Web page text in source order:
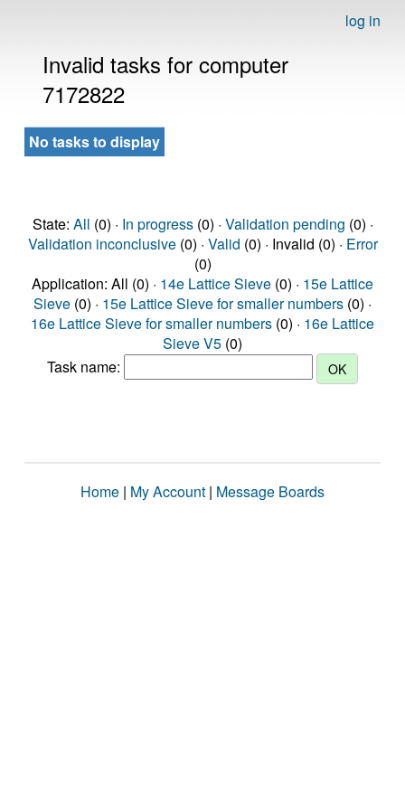
log in
Invalid tasks for computer
7172822
No tasks to display
State: All (0) · In progress(0) · Validation pending (0) ·
Validation inconclusive(0) · Valid (0) · Invalid (0) · Error
(0)
Application: All (0) · 14e Lattice Sieve (0) · 15e Lattice
Sieve (0) · 15e Lattice Sieve for smaller numbers (0) ·
16e Lattice Sieve for smaller numbers (0) · 16e Lattice
Sieve V5 (0)
Task name:
Home | My Account | Message Boards